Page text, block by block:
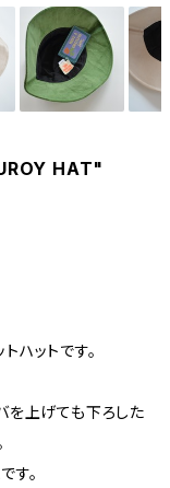
HAT"
ハットです。
を上げても下ろした
す。